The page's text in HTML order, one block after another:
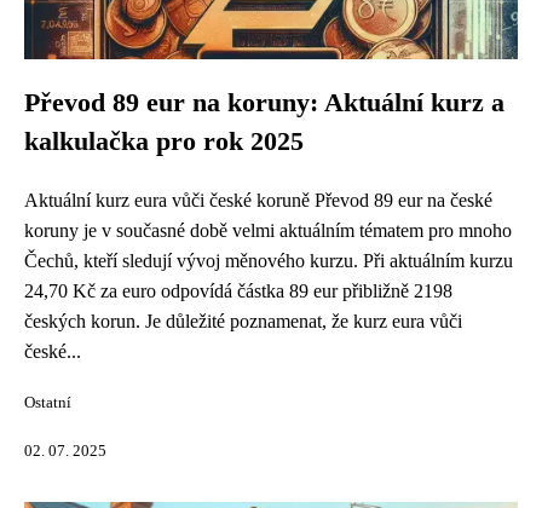
Převod 89 eur na koruny: Aktuální kurz a
kalkulačka pro rok 2025
Aktuální kurz eura vůči české koruně Převod 89 eur na české
koruny je v současné době velmi aktuálním tématem pro mnoho
Čechů, kteří sledují vývoj měnového kurzu. Při aktuálním kurzu
24,70 Kč za euro odpovídá částka 89 eur přibližně 2198
českých korun. Je důležité poznamenat, že kurz eura vůči
české...
Ostatní
02. 07. 2025